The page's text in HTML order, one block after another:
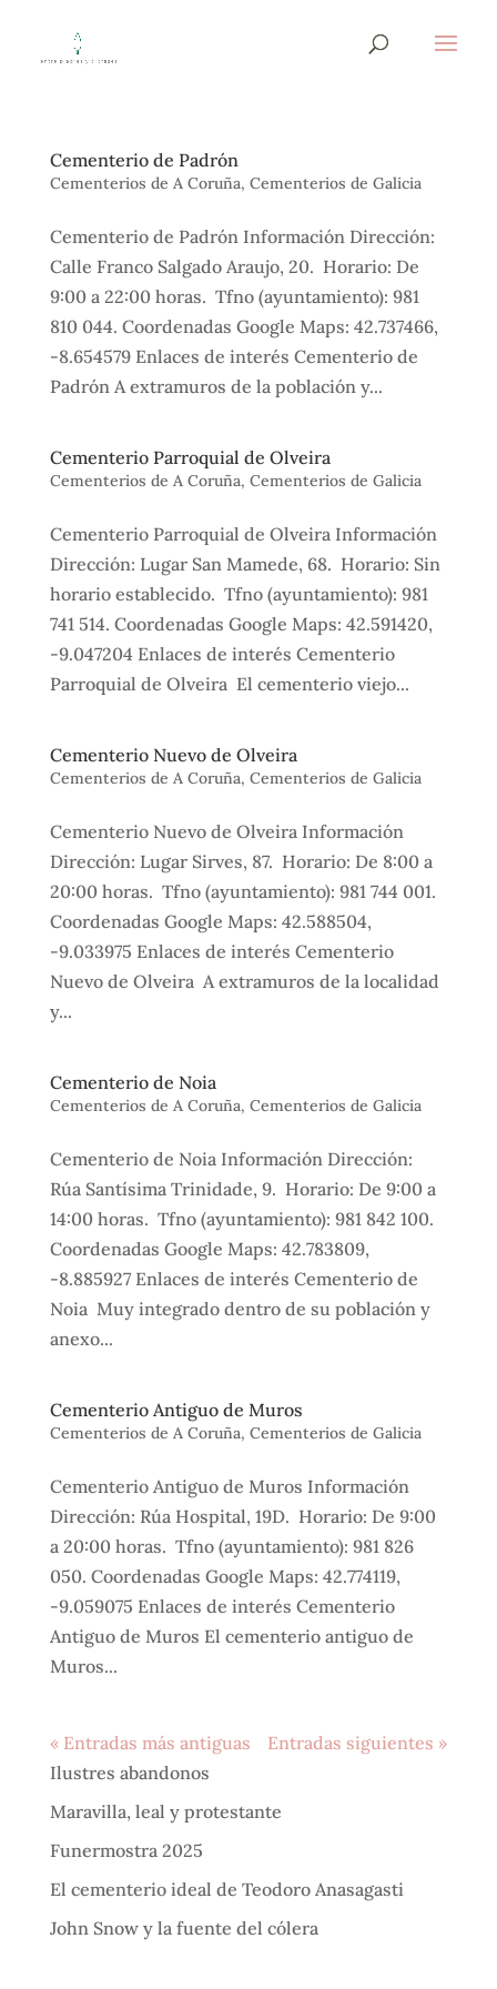
Cementerio de Padrón
Cementerios de A Coruña, Cementerios de Galicia
Cementerio de Padrón Información Dirección:
Calle Franco Salgado Araujo, 20. Horario: De
9:00 a 22:00 horas. Tfno (ayuntamiento): 981
810 044. Coordenadas Google Maps: 42.737466,
-8.654579 Enlaces de interés Cementerio de
Padrón A extramuros de la población y...
Cementerio Parroquial de Olveira
Cementerios de A Coruña, Cementerios de Galicia
Cementerio Parroquial de Olveira Información
Dirección: Lugar San Mamede, 68. Horario: Sin
horario establecido. Tfno (ayuntamiento): 981
741 514. Coordenadas Google Maps: 42.591420,
-9.047204 Enlaces de interés Cementerio
Parroquial de Olveira El cementerio viejo...
Cementerio Nuevo de Olveira
Cementerios de A Coruña, Cementerios de Galicia
Cementerio Nuevo de Olveira Información
Dirección: Lugar Sirves, 87. Horario: De 8:00 a
20:00 horas. Tfno (ayuntamiento): 981 744 001.
Coordenadas Google Maps: 42.588504,
-9.033975 Enlaces de interés Cementerio
Nuevo de Olveira A extramuros de la localidad
y...
Cementerio de Noia
Cementerios de A Coruña, Cementerios de Galicia
Cementerio de Noia Información Dirección:
Rúa Santísima Trinidade, 9. Horario: De 9:00 a
14:00 horas. Tfno (ayuntamiento): 981 842 100.
Coordenadas Google Maps: 42.783809,
-8.885927 Enlaces de interés Cementerio de
Noia Muy integrado dentro de su población y
anexo...
Cementerio Antiguo de Muros
Cementerios de A Coruña, Cementerios de Galicia
Cementerio Antiguo de Muros Información
Dirección: Rúa Hospital, 19D. Horario: De 9:00
a 20:00 horas. Tfno (ayuntamiento): 981 826
050. Coordenadas Google Maps: 42.774119,
-9.059075 Enlaces de interés Cementerio
Antiguo de Muros El cementerio antiguo de
Muros...
« Entradas más antiguas
Entradas siguientes »
Ilustres abandonos
Maravilla, leal y protestante
Funermostra 2025
El cementerio ideal de Teodoro Anasagasti
John Snow y la fuente del cólera